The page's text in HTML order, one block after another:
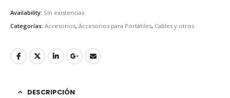
Availability: Sin existencias
Categorías: Accesorios, Accesorios para Portátiles, Cables y otros
DESCRIPCIÓN